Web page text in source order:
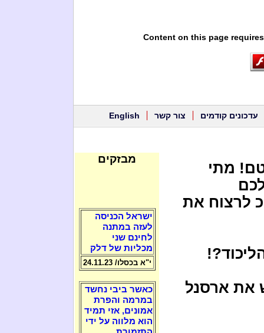
Content on this page
עדכונים קודמים צור קשר English
מתי
לרצוח את
את ארסנל
מבזקים
ישראל הכניסה
לעזה במתנה
לחינם שני
מכליות של דלק
י"א בכסלו/ 24.11.23
כאשר ביבי נחשד
במרמה והפרת
אמונים, אזי תמיד
הוא מלווה על ידי